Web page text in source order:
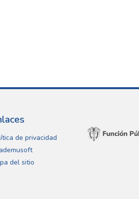
de privacidad
del sitio